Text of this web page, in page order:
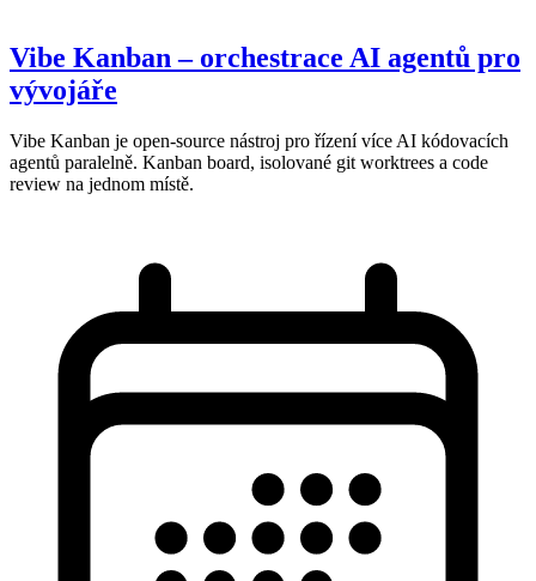
Vibe Kanban – orchestrace AI agentů pro
vývojáře
Vibe Kanban je open-source nástroj pro řízení více AI kódovacích
agentů paralelně. Kanban board, isolované git worktrees a code
review na jednom místě.